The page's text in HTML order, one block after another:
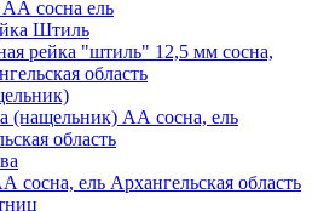
сосна ель
Штиль
рейка "штиль" 12,5 мм сосна,
область
(нащельник) АА сосна, ель
область
сосна, ель Архангельская область